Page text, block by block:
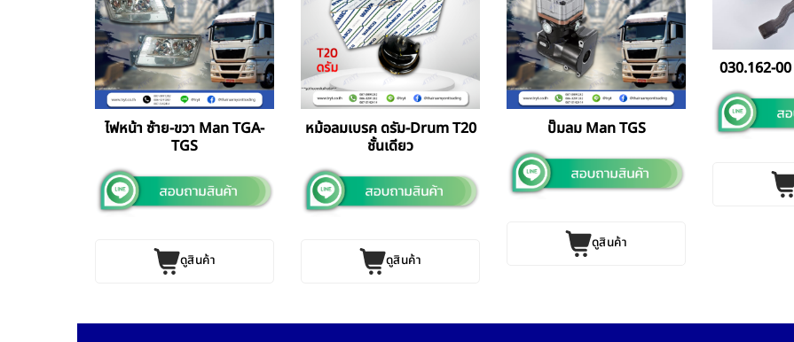
ไฟหน้า ซ้าย-ขวา Man TGA-
TGS
ดูสินค้า
หม้อลมเบรค ดรัม-Drum T20
ชั้นเดียว
ดูสินค้า
ปั๊มลม Man TGS
ดูสินค้า
030.162-